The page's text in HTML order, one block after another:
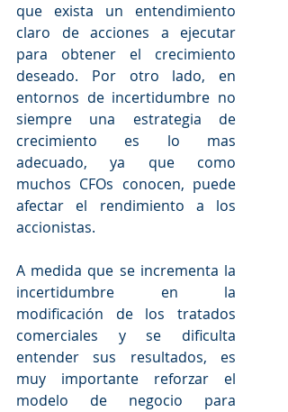
que exista un entendimiento
claro de acciones a ejecutar
para obtener el crecimiento
deseado. Por otro lado, en
entornos de incertidumbre no
siempre una estrategia de
crecimiento es lo mas
adecuado, ya que como
muchos CFOs conocen, puede
afectar el rendimiento a los
accionistas.
A medida que se incrementa la
incertidumbre en la
modificación de los tratados
comerciales y se dificulta
entender sus resultados, es
muy importante reforzar el
modelo de negocio para